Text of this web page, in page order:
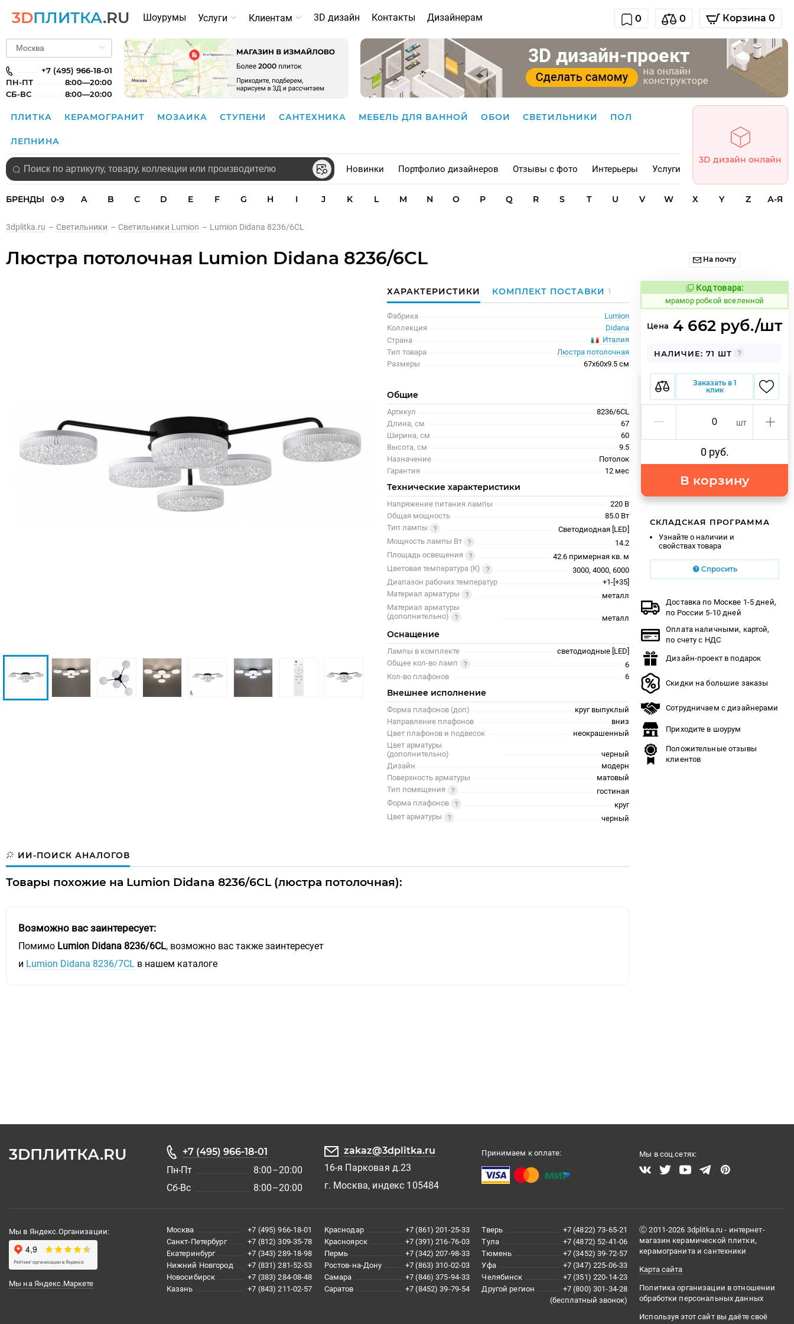
3DПЛИТКА.RU Шоурумы Услуги Клиентам 3D дизайн Контакты Дизайнерам 0 0 Корзина 0
+7 (495) 966-18-01
ПН-ПТ
8:00—20:00
СБ-ВС
8:00—20:00
ПЛИТКА КЕРАМОГРАНИТ МОЗАИКА СТУПЕНИ САНТЕХНИКА МЕБЕЛЬ ДЛЯ ВАННОЙ ОБОИ СВЕТИЛЬНИКИ ПОЛ
ЛЕПНИНА
Новинки Портфолио дизайнеров Отзывы с фото Интерьеры Услуги
3D дизайн онлайн
БРЕНДЫ 0-9 A B C D E F G H I J K L M N O P Q R S T U V W X Y Z А-Я
3dplitka.ru – Светильники – Светильники Lumion – Lumion Didana 8236/6CL
Люстра потолочная Lumion Didana 8236/6CL На почту
ХАРАКТЕРИСТИКИ КОМПЛЕКТ ПОСТАВКИ1
Фабрика
Lumion
Коллекция
Didana
Страна
Италия
Тип товара
Люстра потолочная
Размеры
67x60x9.5 см
Общие
Артикул
8236/6CL
Длина, см
67
Ширина, см
60
Высота, см
9.5
Назначение
Потолок
Гарантия
12 меc
Технические характеристики
Напряжение питания лампы
220 В
Общая мощность
85.0 Вт
Тип лампы
Светодиодная [LED]
Мощность лампы Вт
14.2
Площадь освещения
42.6 примерная кв. м
Цветовая температура (К)
3000, 4000, 6000
Диапазон рабочих температур
+1-[+35]
Материал арматуры
металл
Материал арматуры
(дополнительно)
металл
Оснащение
Лампы в комплекте
светодиодные [LED]
Общее кол-во ламп
6
Кол-во плафонов
6
Внешнее исполнение
Форма плафонов (доп)
круг выпуклый
Направление плафонов
вниз
Цвет плафонов и подвесок
неокрашенный
Цвет арматуры
(дополнительно)
черный
Дизайн
модерн
Поверхность арматуры
матовый
Тип помещения
гостиная
Форма плафонов
круг
Цвет арматуры
черный
ИИ-ПОИСК АНАЛОГОВ
Товары похожие на Lumion Didana 8236/6CL (люстра потолочная):
Возможно вас заинтересует:
Помимо Lumion Didana 8236/6CL, возможно вас также заинтересует
и Lumion Didana 8236/7CL в нашем каталоге
Код товара:
1072263 Код товара:
мрамор робкой вселенной
Цена 4 662 руб./шт
НАЛИЧИЕ: 71 ШТ
Заказать в 1
клик
шт
0 руб.
В корзину
СКЛАДСКАЯ ПРОГРАММА
Узнайте о наличии и
свойствах товара
Спросить
Доставка по Москве 1-5 дней,
по России 5-10 дней
Оплата наличными, картой,
по счету с НДС
Дизайн-проект в подарок
Скидки на большие заказы
Сотрудничаем с дизайнерами
Приходите в шоурум
Положительные отзывы
клиентов
3DПЛИТКА.RU
+7 (495) 966-18-01
Пн-Пт
8:00–20:00
Сб-Вс
8:00–20:00
zakaz@3dplitka.ru
16-я Парковая д.23
г. Москва, индекс 105484
Принимаем к оплате: Мы в соц.сетях:
Мы в Яндекс.Организации:
Мы на Яндекс.Маркете
Москва
+7 (495) 966-18-01
Санкт-Петербург
+7 (812) 309-35-78
Екатеринбург
+7 (343) 289-18-98
Нижний Новгород
+7 (831) 281-52-53
Новосибирск
+7 (383) 284-08-48
Казань
+7 (843) 211-02-57
Краснодар
+7 (861) 201-25-33
Красноярск
+7 (391) 216-76-03
Пермь
+7 (342) 207-98-33
Ростов-на-Дону
+7 (863) 310-02-03
Самара
+7 (846) 375-94-33
Саратов
+7 (8452) 39-79-54
Тверь
+7 (4822) 73-65-21
Тула
+7 (4872) 52-41-06
Тюмень
+7 (3452) 39-72-57
Уфа
+7 (347) 225-06-33
Челябинск
+7 (351) 220-14-23
Другой регион
+7 (800) 301-34-28
(бесплатный звонок)
Ⓒ 2011-2026 3dplitka.ru - интернет-
магазин керамической плитки,
керамогранита и сантехники
Карта сайта
Политика организации в отношении
обработки персональных данных
Используя этот сайт вы даёте своё